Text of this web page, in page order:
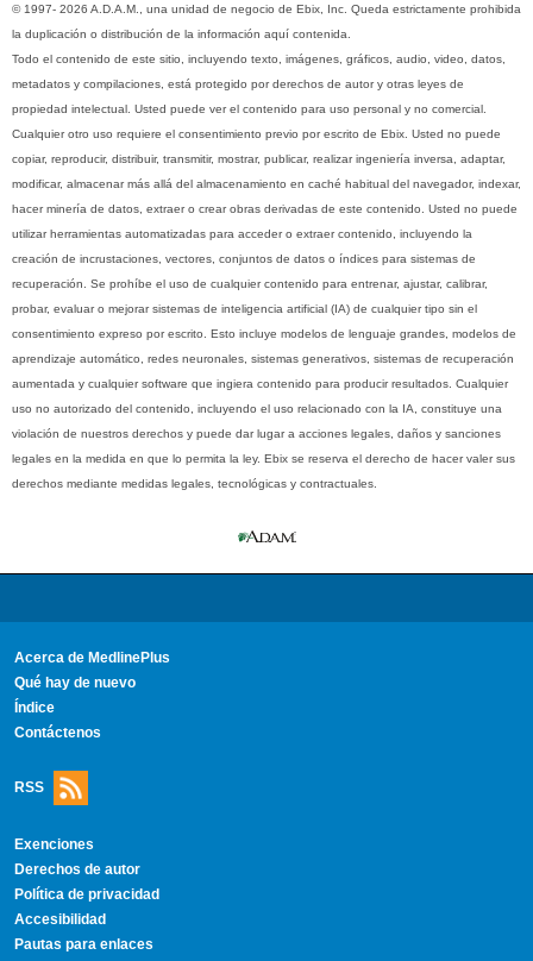
© 1997- 2026 A.D.A.M., una unidad de negocio de Ebix, Inc. Queda estrictamente prohibida
la duplicación o distribución de la información aquí contenida.
Todo el contenido de este sitio, incluyendo texto, imágenes, gráficos, audio, video, datos,
metadatos y compilaciones, está protegido por derechos de autor y otras leyes de
propiedad intelectual. Usted puede ver el contenido para uso personal y no comercial.
Cualquier otro uso requiere el consentimiento previo por escrito de Ebix. Usted no puede
copiar, reproducir, distribuir, transmitir, mostrar, publicar, realizar ingeniería inversa, adaptar,
modificar, almacenar más allá del almacenamiento en caché habitual del navegador, indexar,
hacer minería de datos, extraer o crear obras derivadas de este contenido. Usted no puede
utilizar herramientas automatizadas para acceder o extraer contenido, incluyendo la
creación de incrustaciones, vectores, conjuntos de datos o índices para sistemas de
recuperación. Se prohíbe el uso de cualquier contenido para entrenar, ajustar, calibrar,
probar, evaluar o mejorar sistemas de inteligencia artificial (IA) de cualquier tipo sin el
consentimiento expreso por escrito. Esto incluye modelos de lenguaje grandes, modelos de
aprendizaje automático, redes neuronales, sistemas generativos, sistemas de recuperación
aumentada y cualquier software que ingiera contenido para producir resultados. Cualquier
uso no autorizado del contenido, incluyendo el uso relacionado con la IA, constituye una
violación de nuestros derechos y puede dar lugar a acciones legales, daños y sanciones
legales en la medida en que lo permita la ley. Ebix se reserva el derecho de hacer valer sus
derechos mediante medidas legales, tecnológicas y contractuales.
Acerca de MedlinePlus
Qué hay de nuevo
Índice
Contáctenos
RSS
Exenciones
Derechos de autor
Política de privacidad
Accesibilidad
Pautas para enlaces